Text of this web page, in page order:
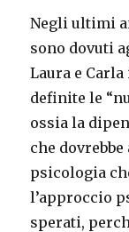
Negli ultimi
sono dovuti
Laura e
definite le
ossia la
che
psicologia
l’approccio
sperati,